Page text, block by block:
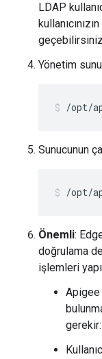
LDAP
Yönetim
/opt/
Sunucunun
/opt/
Önemli:
doğrulama
işlemleri
Apigee